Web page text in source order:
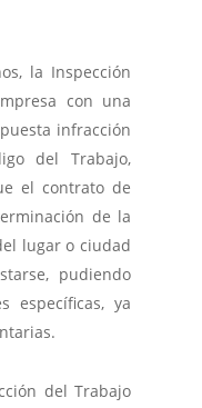
la Inspección
con una
infracción
del Trabajo,
el contrato de
de la
lugar o ciudad
pudiendo
específicas, ya
del Trabajo